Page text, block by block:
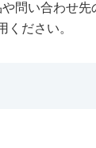
問い合わせ先
ください。